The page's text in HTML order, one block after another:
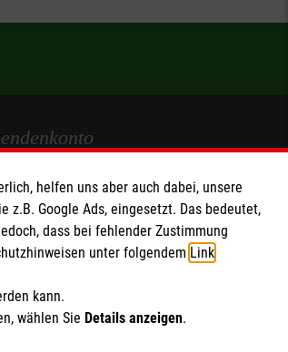
Malteser Hilfsdienst e.V.
DE103 7060 120 120 120 0001 2
GENODED 1PA7
helfen uns aber auch dabei, unsere
z.B. Google Ads, eingesetzt. Das bedeutet,
dass bei fehlender Zustimmung
unter folgendem Link
kann.
wählen Sie Details anzeigen.